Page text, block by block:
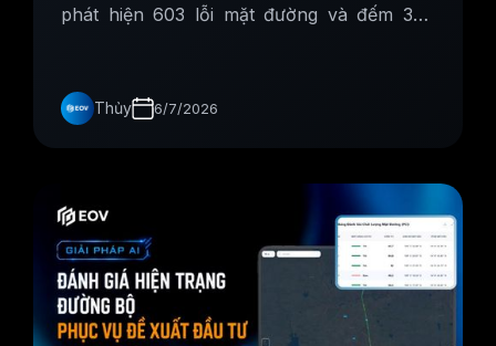
phát hiện 603 lỗi mặt đường và đếm 367
Thủy 6/7/2026